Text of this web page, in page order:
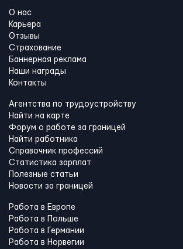
О нас
Карьера
Отзывы
Страхование
Баннерная реклама
Наши награды
Контакты
Агентства по трудоустройству
Найти на карте
Форум о работе за границей
Найти работника
Справочник профессий
Статистика зарплат
Полезные статьи
Новости за границей
Работа в Европе
Работа в Польше
Работа в Германии
Работа в Норвегии